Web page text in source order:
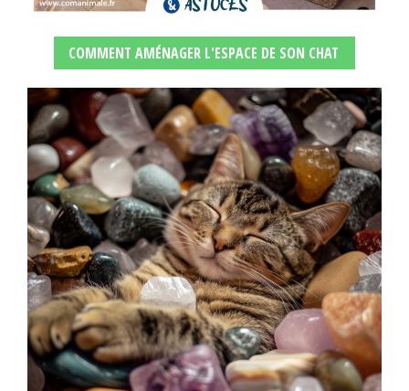
COMMENT AMÉNAGER L'ESPACE DE SON CHAT